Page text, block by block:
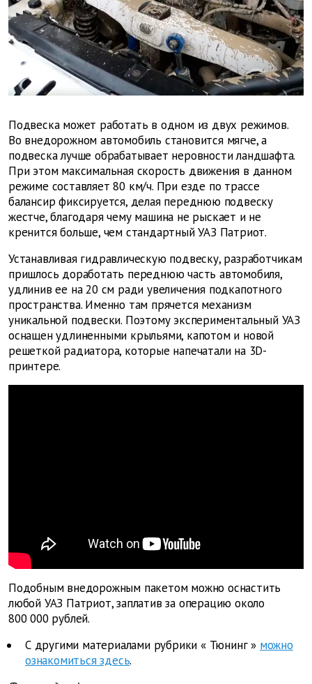
Подвеска может работать в одном из двух режимов.
Во внедорожном автомобиль становится мягче, а
подвеска лучше обрабатывает неровности ландшафта.
При этом максимальная скорость движения в данном
режиме составляет 80 км/ч. При езде по трассе
балансир фиксируется, делая переднюю подвеску
жестче, благодаря чему машина не рыскает и не
кренится больше, чем стандартный УАЗ Патриот.
Устанавливая гидравлическую подвеску, разработчикам
пришлось доработать переднюю часть автомобиля,
удлинив ее на 20 см ради увеличения подкапотного
пространства. Именно там прячется механизм
уникальной подвески. Поэтому экспериментальный УАЗ
оснащен удлиненными крыльями, капотом и новой
решеткой радиатора, которые напечатали на 3D-
принтере.
Подобным внедорожным пакетом можно оснастить
любой УАЗ Патриот, заплатив за операцию около
800 000 рублей.
С другими материалами рубрики « Тюнинг » можно
ознакомиться здесь.